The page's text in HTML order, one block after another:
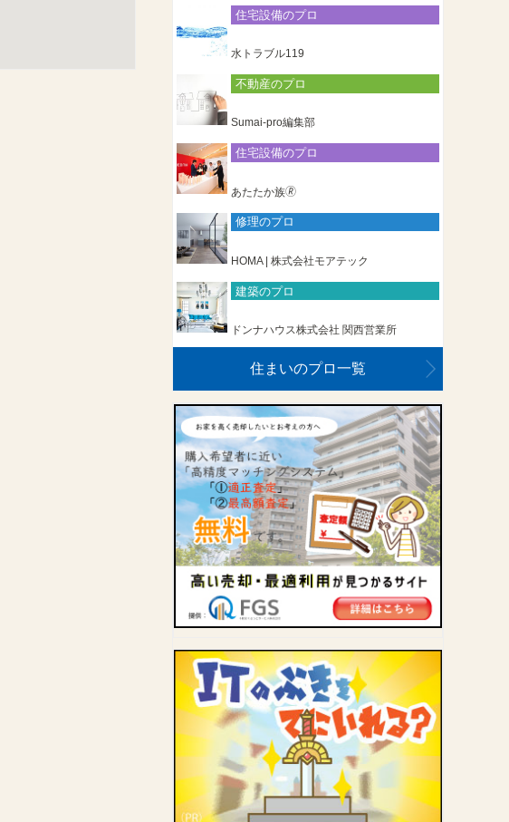
住宅設備のプロ
水トラブル119
不動産のプロ
Sumai-pro編集部
住宅設備のプロ
あたたか族🄬
修理のプロ
HOMA | 株式会社モアテック
建築のプロ
ドンナハウス株式会社 関西営業所
住まいのプロ一覧